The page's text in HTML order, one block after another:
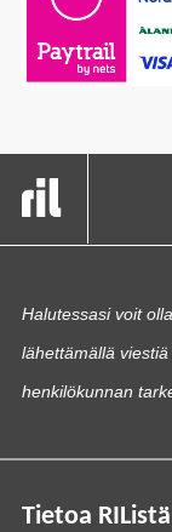
Halutessasi voit
lähettämällä
henkilökunnan
Tietoa RIListä